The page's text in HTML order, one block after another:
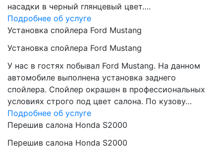
насадки в черный глянцевый цвет….
Подробнее об услуге
Установка спойлера Ford Mustang
Установка спойлера Ford Mustang
У нас в гостях побывал Ford Mustang. На данном
автомобиле выполнена установка заднего
спойлера. Спойлер окрашен в профессиональных
условиях строго под цвет салона. По кузову…
Подробнее об услуге
Перешив салона Honda S2000
Перешив салона Honda S2000